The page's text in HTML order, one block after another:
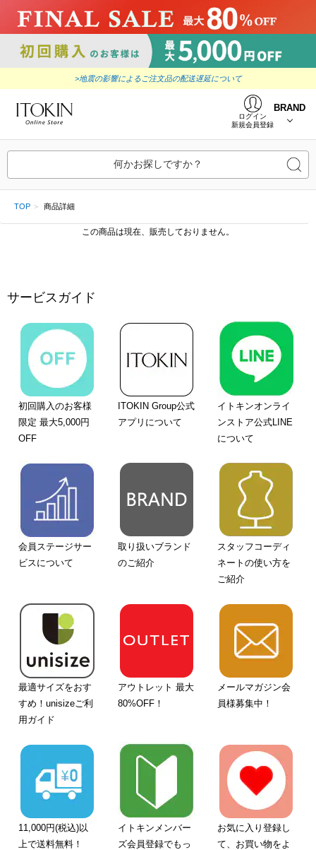
>地震の影響によるご注文品の配送遅延について
ログイン
新規会員登録
BRAND
何かお探しですか？
TOP 商品詳細
この商品は現在、販売しておりません。
サービスガイド
初回購入のお客様
限定 最大5,000円
OFF
ITOKIN Group公式
アプリについて
イトキンオンライ
ンストア公式LINE
について
会員ステージサー
ビスについて
取り扱いブランド
のご紹介
スタッフコーディ
ネートの使い方を
ご紹介
最適サイズをおす
すめ！unisizeご利
用ガイド
アウトレット 最大
80%OFF！
メールマガジン会
員様募集中！
11,000円(税込)以
上で送料無料！
イトキンメンバー
ズ会員登録でもっ
お気に入り登録し
て、お買い物をよ